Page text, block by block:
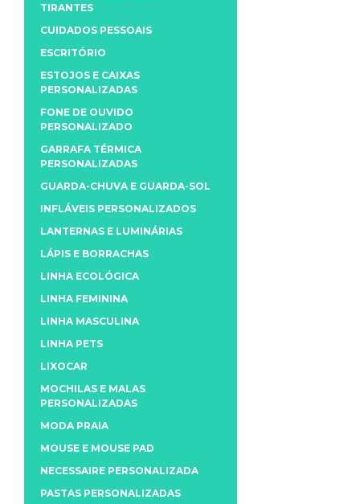
TIRANTES
CUIDADOS PESSOAIS
ESCRITÓRIO
ESTOJOS E CAIXAS
PERSONALIZADAS
FONE DE OUVIDO
PERSONALIZADO
GARRAFA TÉRMICA
PERSONALIZADAS
GUARDA-CHUVA E GUARDA-SOL
INFLÁVEIS PERSONALIZADOS
LANTERNAS E LUMINÁRIAS
LÁPIS E BORRACHAS
LINHA ECOLÓGICA
LINHA FEMININA
LINHA MASCULINA
LINHA PETS
LIXOCAR
MOCHILAS E MALAS
PERSONALIZADAS
MODA PRAIA
MOUSE E MOUSE PAD
NECESSAIRE PERSONALIZADA
PASTAS PERSONALIZADAS